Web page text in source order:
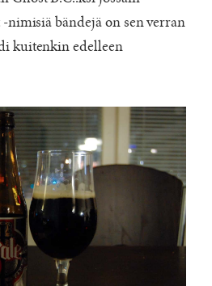
-nimisiä bändejä on sen verran
kuitenkin edelleen